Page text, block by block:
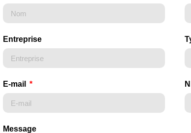
Entreprise
E-mail
Message